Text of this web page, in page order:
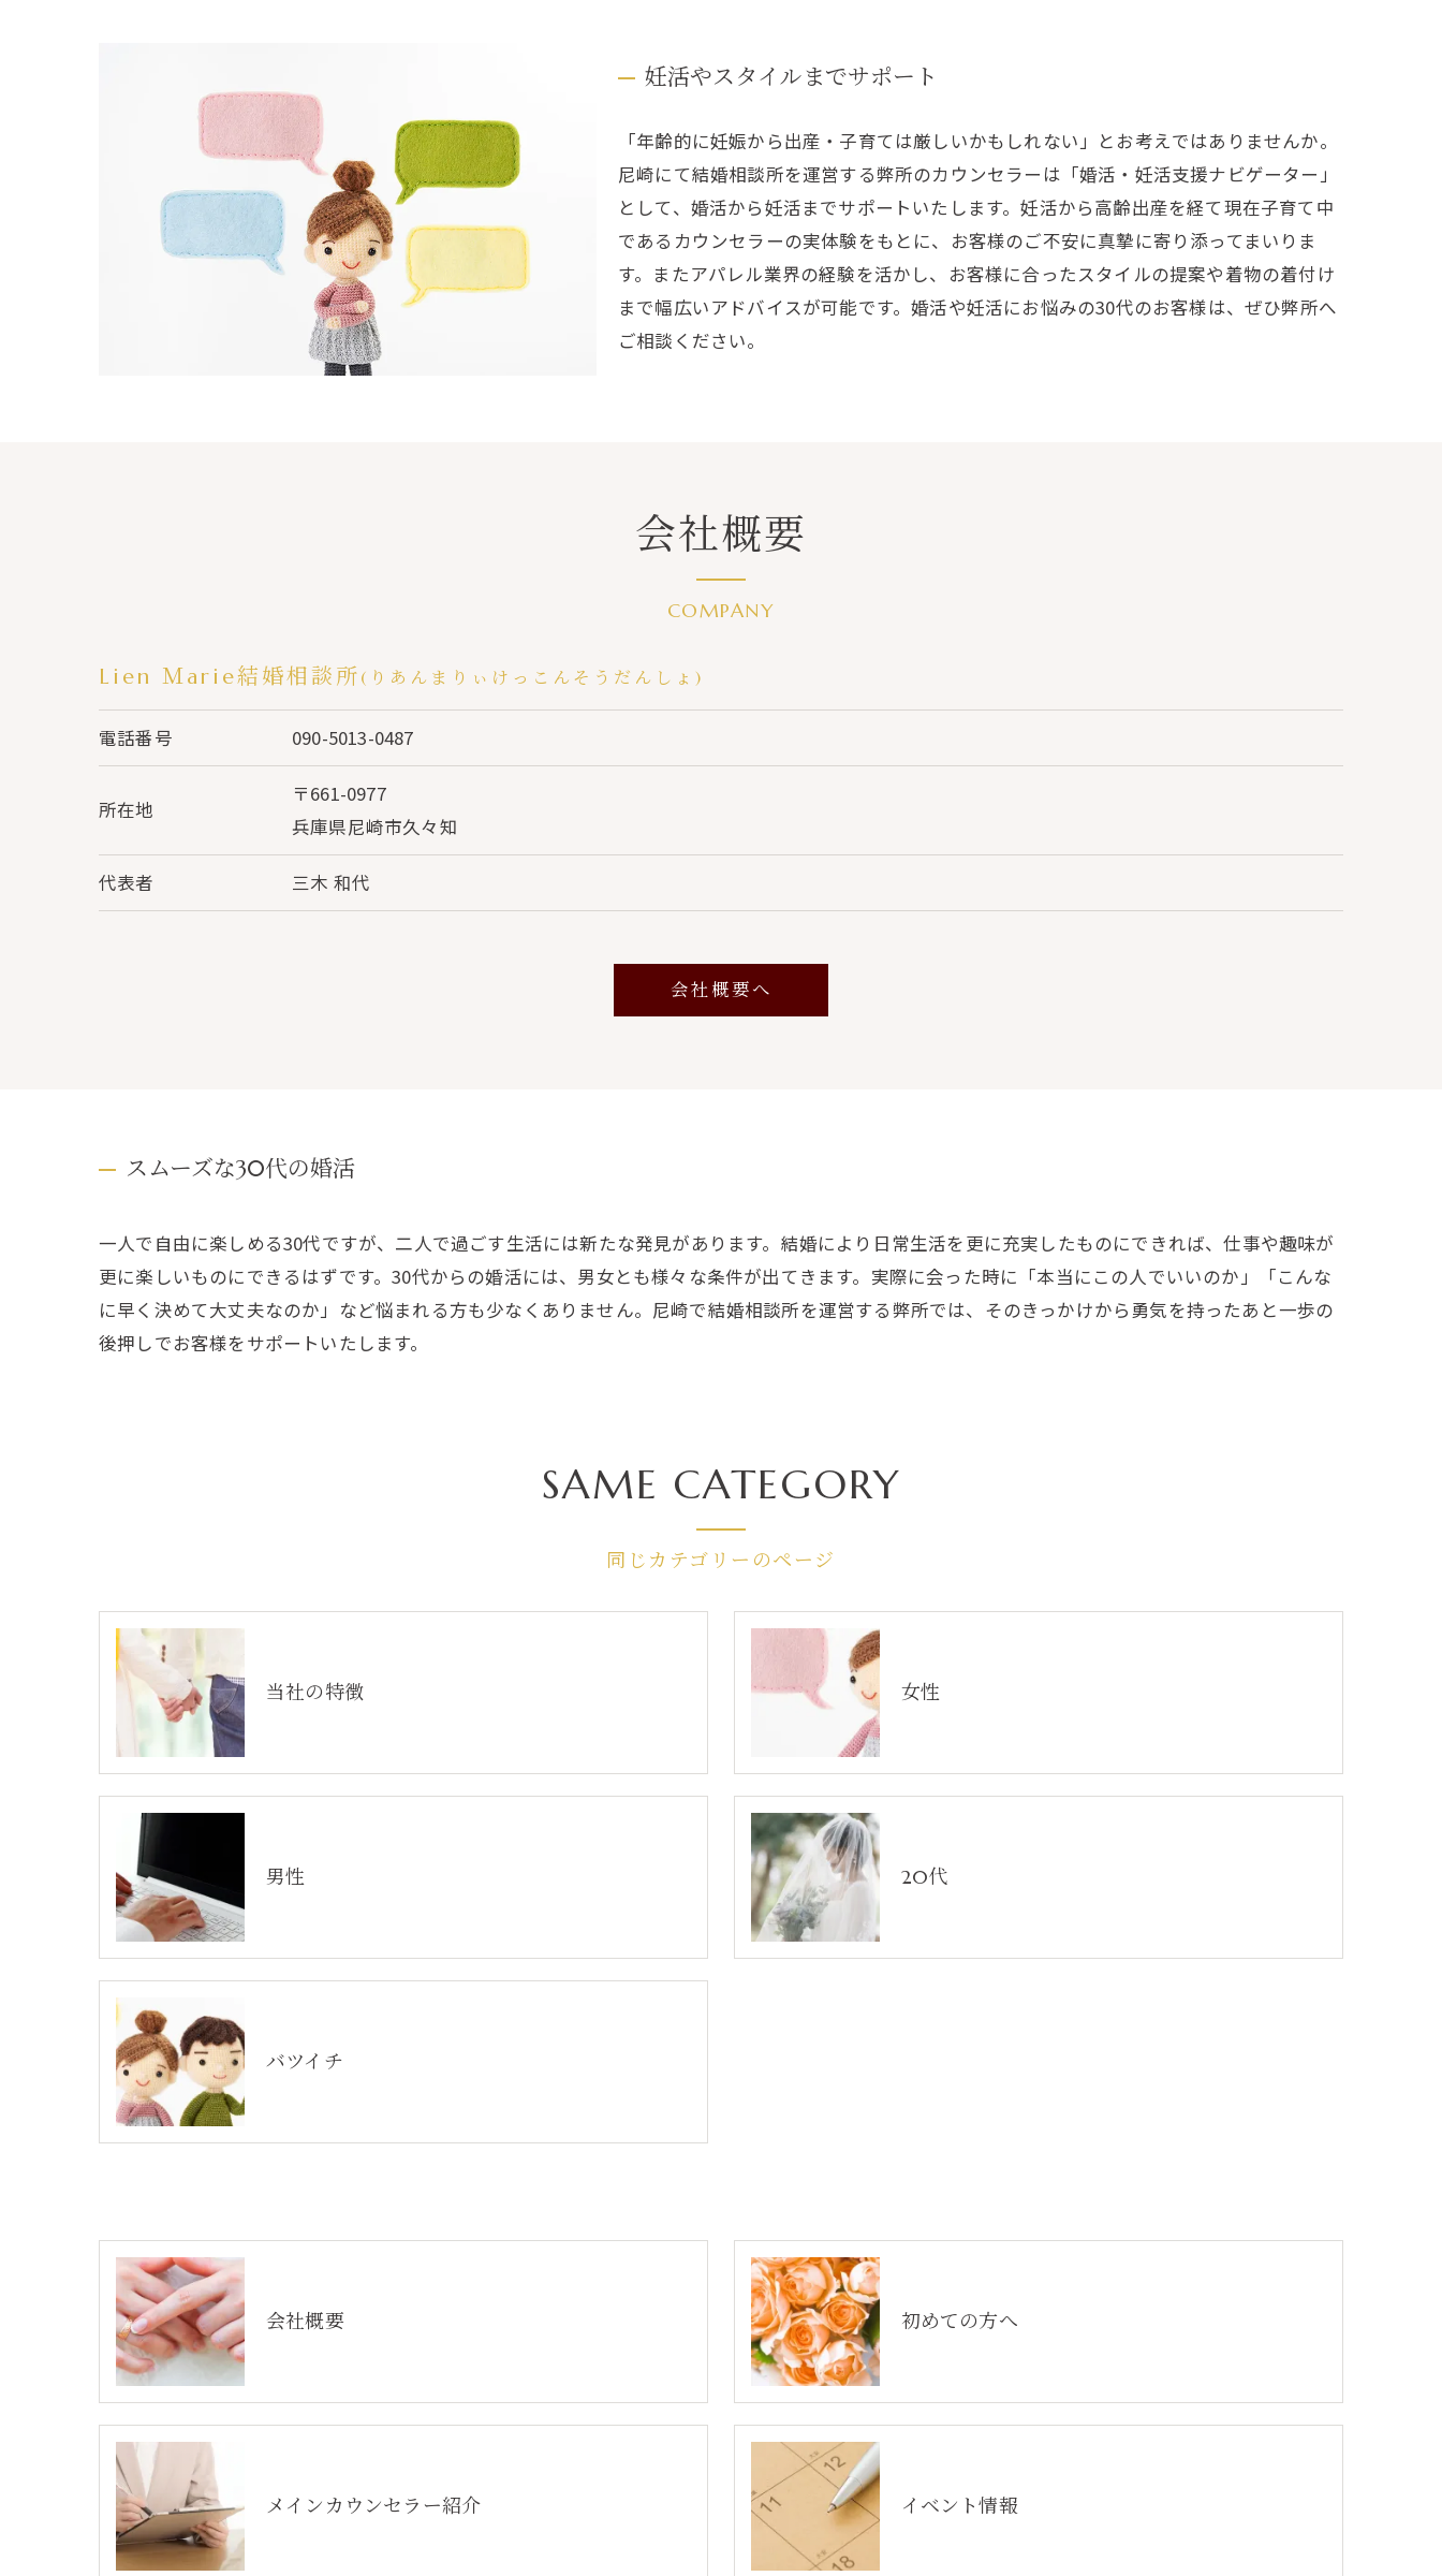
妊活やスタイルまでサポート
「年齢的に妊娠から出産・子育ては厳しいかもしれない」とお考えではありませんか。
尼崎にて結婚相談所を運営する弊所のカウンセラーは「婚活・妊活支援ナビゲーター」
として、婚活から妊活までサポートいたします。妊活から高齢出産を経て現在子育て中
であるカウンセラーの実体験をもとに、お客様のご不安に真摯に寄り添ってまいりま
す。またアパレル業界の経験を活かし、お客様に合ったスタイルの提案や着物の着付け
まで幅広いアドバイスが可能です。婚活や妊活にお悩みの30代のお客様は、ぜひ弊所へ
ご相談ください。
会社概要
COMPANY
Lien Ｍarie結婚相談所 (りあんまりぃけっこんそうだんしょ)
電話番号 090-5013-0487
所在地
〒661-0977
兵庫県尼崎市久々知
代表者 三木 和代
会社概要へ
スムーズな30代の婚活
一人で自由に楽しめる30代ですが、二人で過ごす生活には新たな発見があります。結婚により日常生活を更に充実したものにできれば、仕事や趣味が
更に楽しいものにできるはずです。30代からの婚活には、男女とも様々な条件が出てきます。実際に会った時に「本当にこの人でいいのか」「こんな
に早く決めて大丈夫なのか」など悩まれる方も少なくありません。尼崎で結婚相談所を運営する弊所では、そのきっかけから勇気を持ったあと一歩の
後押しでお客様をサポートいたします。
同じカテゴリーのページ
SAME CATEGORY
当社の特徴 女性
男性 20代
バツイチ
会社概要 初めての方へ
メインカウンセラー紹介 イベント情報